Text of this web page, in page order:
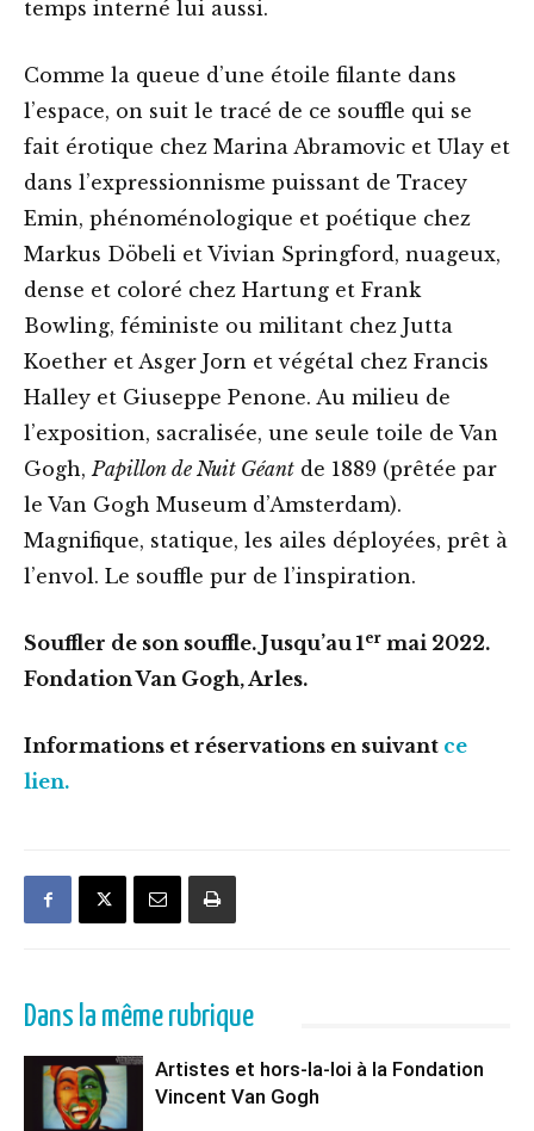
temps interné lui aussi.
Comme la queue d’une étoile filante dans
l’espace, on suit le tracé de ce souffle qui se
fait érotique chez Marina Abramovic et Ulay et
dans l’expressionnisme puissant de Tracey
Emin, phénoménologique et poétique chez
Markus Döbeli et Vivian Springford, nuageux,
dense et coloré chez Hartung et Frank
Bowling, féministe ou militant chez Jutta
Koether et Asger Jorn et végétal chez Francis
Halley et Giuseppe Penone. Au milieu de
l’exposition, sacralisée, une seule toile de Van
Gogh,Papillon de Nuit Géant de 1889 (prêtée par
le Van Gogh Museum d’Amsterdam).
Magnifique, statique, les ailes déployées, prêt à
l’envol. Le souffle pur de l’inspiration.
Souffler de son souffle. Jusqu’au 1er mai 2022.
Fondation Van Gogh, Arles.
Informations et réservations en suivant ce
lien.
Dans la même rubrique
Artistes et hors-la-loi à la Fondation
Vincent Van Gogh